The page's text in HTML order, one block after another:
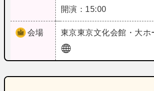
開演：15:00
会場 東京東京文化会館・大ホ